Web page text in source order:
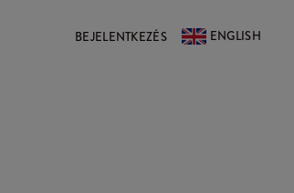
BEJELENTKEZÉS ENGLISH